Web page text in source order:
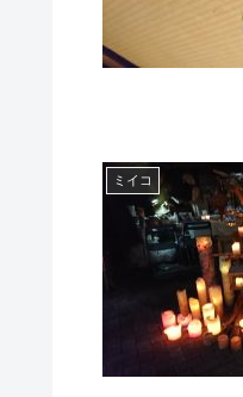
ミイコ